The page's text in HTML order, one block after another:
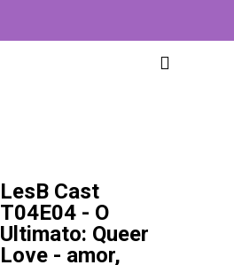
LesB Cast
T04E04 - O
Ultimato: Queer
Love - amor,
-